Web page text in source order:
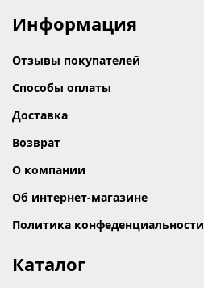
Информация
Отзывы покупателей
Способы оплаты
Доставка
Возврат
О компании
Об интернет-магазине
Политика конфеденциальности
Каталог